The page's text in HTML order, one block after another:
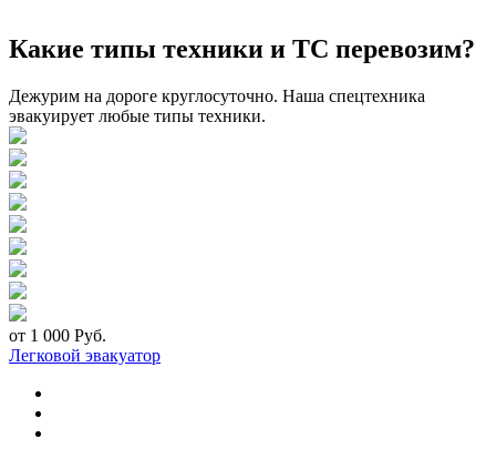
Какие типы техники и ТС перевозим?
Дежурим на дороге круглосуточно. Наша спецтехника
эвакуирует любые типы техники.
от 1 000 Руб.
Легковой эвакуатор